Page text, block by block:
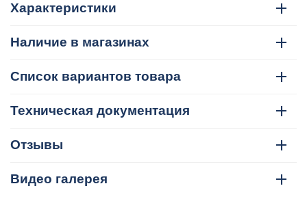
Характеристики
Наличие в магазинах
Список вариантов товара
Техническая документация
Отзывы
Видео галерея